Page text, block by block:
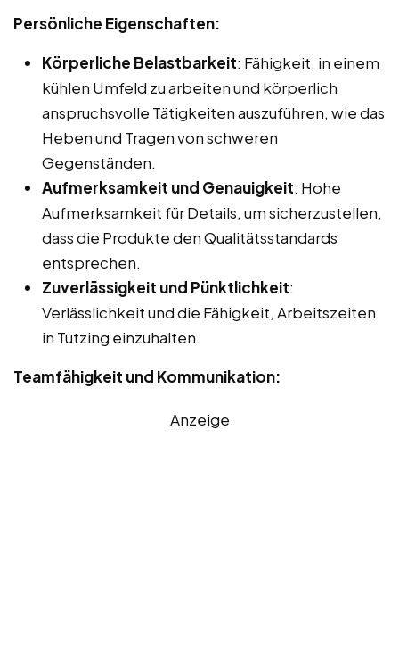
Persönliche Eigenschaften:
Körperliche Belastbarkeit: Fähigkeit, in einem
kühlen Umfeld zu arbeiten und körperlich
anspruchsvolle Tätigkeiten auszuführen, wie das
Heben und Tragen von schweren
Gegenständen.
Aufmerksamkeit und Genauigkeit: Hohe
Aufmerksamkeit für Details, um sicherzustellen,
dass die Produkte den Qualitätsstandards
entsprechen.
Zuverlässigkeit und Pünktlichkeit:
Verlässlichkeit und die Fähigkeit, Arbeitszeiten
in Tutzing einzuhalten.
Teamfähigkeit und Kommunikation:
Anzeige